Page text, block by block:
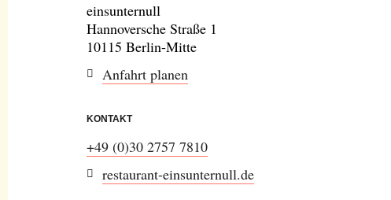
einsunternull
Hannoversche Straße 1
10115 Berlin-Mitte
Anfahrt planen
KONTAKT
+49 (0)30 2757 7810
restaurant-einsunternull.de